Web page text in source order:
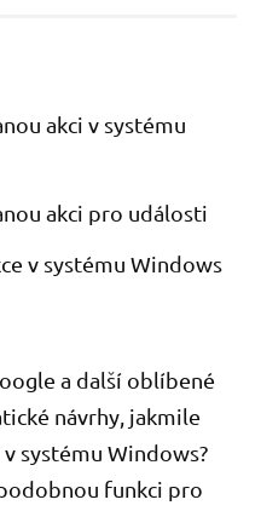
akci v systému
akci pro události
v systému Windows
a další oblíbené
návrhy, jakmile
systému Windows?
funkci pro